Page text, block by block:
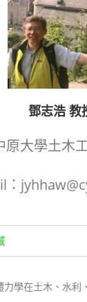
鄧志浩 教
原大學土木
：
力學在土木、水利